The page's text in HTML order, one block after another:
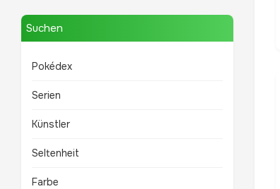
TOP 10 POKÉMON
Suchen
Pokédex
Serien
Künstler
Seltenheit
Farbe